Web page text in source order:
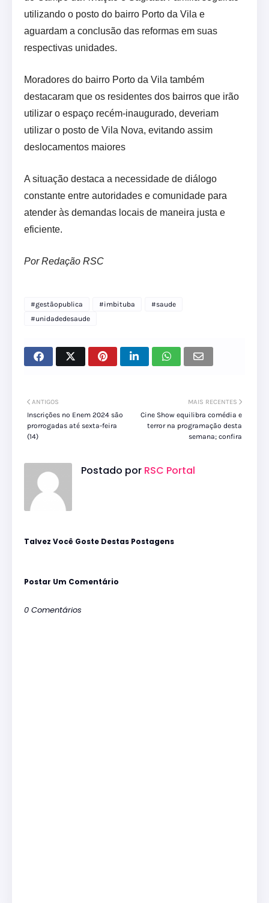
utilizando o posto do bairro Porto da Vila e
aguardam a conclusão das reformas em suas
respectivas unidades.
Moradores do bairro Porto da Vila também
destacaram que os residentes dos bairros que irão
utilizar o espaço recém-inaugurado, deveriam
utilizar o posto de Vila Nova, evitando assim
deslocamentos maiores
A situação destaca a necessidade de diálogo
constante entre autoridades e comunidade para
atender às demandas locais de maneira justa e
eficiente.
Por Redação RSC
#gestãopublica #imbituba
#saude
#unidadedesaude
MAIS RECENTES
Cine Show equilibra comédia e
terror na programação desta
semana; confira
ANTIGOS
Inscrições no Enem 2024 são
prorrogadas até sexta-feira
(14)
Postado por RSC Portal
Talvez Você Goste Destas Postagens
Postar Um Comentário
0 Comentários